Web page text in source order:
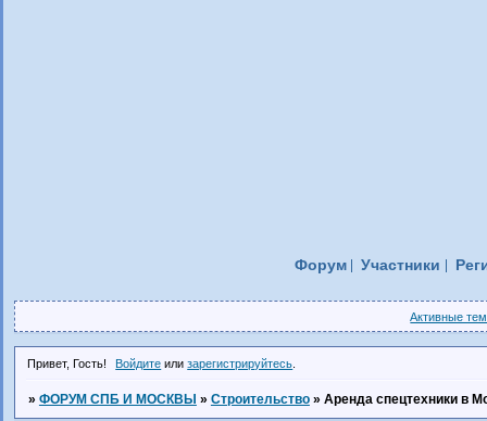
Форум Участники
Активные
Привет, Гость! Войдите илизарегистрируйтесь
» ФОРУМ СПБ И МОСКВЫ » Строительство » Аренда спецтехники в